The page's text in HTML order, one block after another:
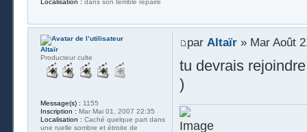
Localisation : dans son terrible repaire
par Altaïr» Mar Août
tu devrais
)
Altaïr
Producteur culte
Message(s) : 1155
Inscription : Mar Mai 01, 2007 22:35
Localisation : Caché quelque part dans
une ruelle sombre et étroite de